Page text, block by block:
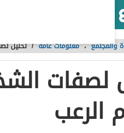
والمجتمع،معلومات عامة /تحليل
لصفات
الرعب